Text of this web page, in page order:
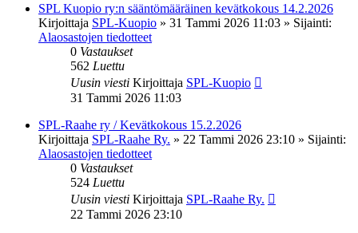
SPL Kuopio ry:n sääntömääräinen kevätkokous 14.2.2026
Kirjoittaja SPL-Kuopio » 31 Tammi 2026 11:03 » Sijainti:
Alaosastojen tiedotteet
0 Vastaukset
562 Luettu
Uusin viesti Kirjoittaja SPL-Kuopio
31 Tammi 2026 11:03
SPL-Raahe ry / Kevätkokous 15.2.2026
Kirjoittaja SPL-Raahe Ry. » 22 Tammi 2026 23:10 » Sijainti:
Alaosastojen tiedotteet
0 Vastaukset
524 Luettu
Uusin viesti Kirjoittaja SPL-Raahe Ry.
22 Tammi 2026 23:10